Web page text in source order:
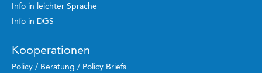
Info in leichter Sprache
Info in DGS
Kooperationen
Policy / Beratung / Policy Briefs